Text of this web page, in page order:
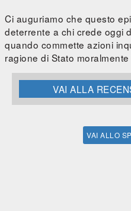
Ci auguriamo che questo
deterrente a chi crede oggi
quando commette azioni
ragione di Stato
VAI ALLA
VAI ALLO